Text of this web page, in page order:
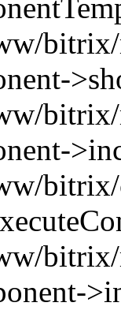
bitrix/
bitrix/
bitrix/
bitrix/